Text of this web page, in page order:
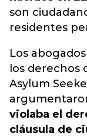
son
residentes
Los
los derechos
Asylum
violaba el
cláusula de